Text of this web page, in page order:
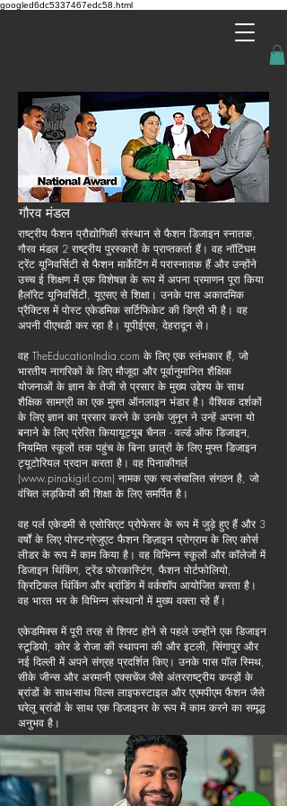
googled6dc5337467edc58.html
गौरव मंडल
राष्ट्रीय फैशन प्रौद्योगिकी संस्थान से फैशन डिजाइन स्नातक,
गौरव मंडल 2 राष्ट्रीय पुरस्कारों के प्राप्तकर्ता हैं। वह नॉटिंघम
ट्रेंट यूनिवर्सिटी से फैशन मार्केटिंग में परास्नातक हैं और उन्होंने
उच्च ई शिक्षण में एक विशेषज्ञ के रूप में अपना प्रमाणन पूरा किया
हैलॉरेट यूनिवर्सिटी, यूएसए से शिक्षा। उनके पास अकादमिक
प्रैक्टिस में पोस्ट एकेडमिक सर्टिफिकेट की डिग्री भी है। वह
अपनी पीएचडी कर रहा है। यूपीईएस, देहरादून से।
​वह TheEducationIndia.com के लिए एक स्तंभकार हैं, जो
भारतीय नागरिकों के लिए मौजूदा और पूर्वानुमानित शैक्षिक
योजनाओं के ज्ञान के तेजी से प्रसार के मुख्य उद्देश्य के साथ
शैक्षिक सामग्री का एक मुफ्त ऑनलाइन भंडार है। वैश्विक दर्शकों
के लिए ज्ञान का प्रसार करने के उनके जुनून ने उन्हें अपना यो
बनाने के लिए प्रेरित कियायूट्यूब चैनल - वर्ल्ड ऑफ डिजाइन,
नियमित स्कूलों तक पहुंच के बिना छात्रों के लिए मुफ्त डिजाइन
ट्यूटोरियल प्रदान करता है। वह पिनाकीगर्ल
(www.pinakigirl.com) नामक एक स्व-संचालित संगठन है, जो
वंचित लड़कियों की शिक्षा के लिए समर्पित है।
वह पर्ल एकेडमी से एसोसिएट प्रोफेसर के रूप में जुड़े हुए हैं और 3
वर्षों के लिए पोस्ट-ग्रेजुएट फैशन डिज़ाइन प्रोग्राम के लिए कोर्स
लीडर के रूप में काम किया है। वह विभिन्न स्कूलों और कॉलेजों में
डिजाइन थिंकिंग, ट्रेंड फोरकास्टिंग, फैशन पोर्टफोलियो,
क्रिटिकल थिंकिंग और ब्रांडिंग में वर्कशॉप आयोजित करता है।
वह भारत भर के विभिन्न संस्थानों में मुख्य वक्ता रहे हैं।
एकेडमिक्स में पूरी तरह से शिफ्ट होने से पहले उन्होंने एक डिजाइन
स्टूडियो, कोर डे रोजा की स्थापना की और इटली, सिंगापुर और
नई दिल्ली में अपने संग्रह प्रदर्शित किए। उनके पास पॉल स्मिथ,
सीके जीन्स और अरमानी एक्सचेंज जैसे अंतरराष्ट्रीय कपड़ों के
ब्रांडों के साथ-साथ विल्स लाइफस्टाइल और एएमपीएम फैशन जैसे
घरेलू ब्रांडों के साथ एक डिजाइनर के रूप में काम करने का समृद्ध
अनुभव है।